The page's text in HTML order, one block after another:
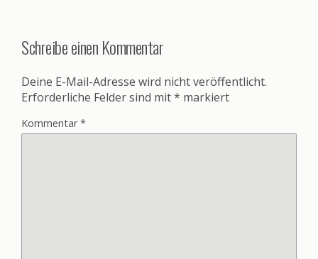
Schreibe einen Kommentar
Deine E-Mail-Adresse wird nicht veröffentlicht.
Erforderliche Felder sind mit* markiert
Kommentar*